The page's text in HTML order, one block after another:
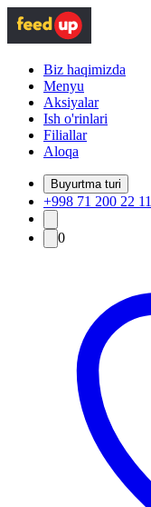
Biz haqimizda
Menyu
Aksiyalar
Ish o'rinlari
Filiallar
Aloqa
Buyurtma turi
+998 71 200 22 11
0